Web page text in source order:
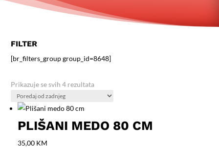
FILTER
[br_filters_group group_id=8648]
Prikazuje se svih 4 rezultataPoredano
PLIŠANI MEDO 80 CM
35,00 KM